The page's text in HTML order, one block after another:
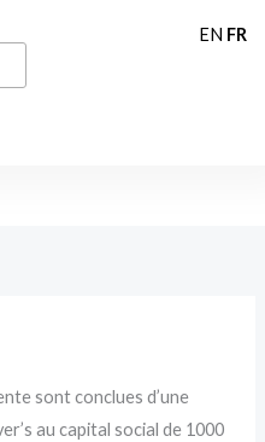
sont conclues d’une
au capital social de 1000
EN FR